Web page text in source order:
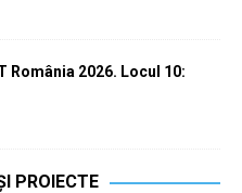
România 2026. Locul 10:
PROIECTE